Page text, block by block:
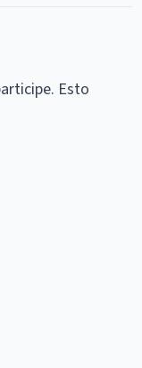
Esto